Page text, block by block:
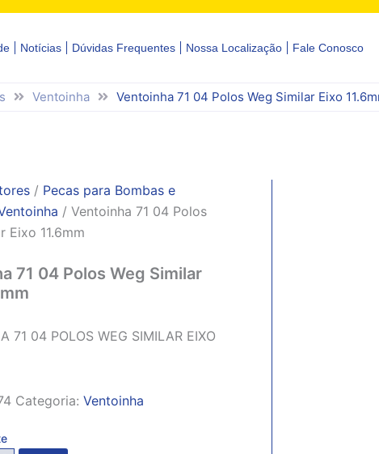
Notícias Dúvidas Frequentes Nossa Localização Fale Conosco
Ventoinha Ventoinha 71 04 Polos Weg Similar Eixo
/ Pecas para Bombas e
/ Ventoinha 71 04 Polos
Eixo 11.6mm
71 04 Polos Weg Similar
71 04 POLOS WEG SIMILAR EIXO
Categoria: Ventoinha